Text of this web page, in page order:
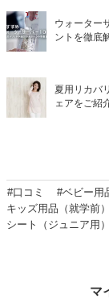
ウォーター
ントを徹底
夏用リカバ
ェアをご紹
#口コミ #ベビー用
キッズ用品（就学前）
シート（ジュニア用）
マ